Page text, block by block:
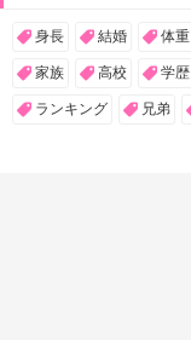
身長 結婚 体重
家族 高校 学歴
ランキング 兄弟